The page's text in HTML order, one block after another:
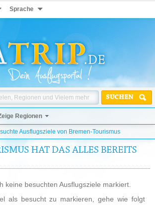
Sprache
SUCHEN
Regionen
Ausflugsziele von Bremen-Tourismus
HAT DAS ALLES BEREITS
keine besuchten Ausflugsziele markiert.
als besucht zu markieren, gehe wie folgt